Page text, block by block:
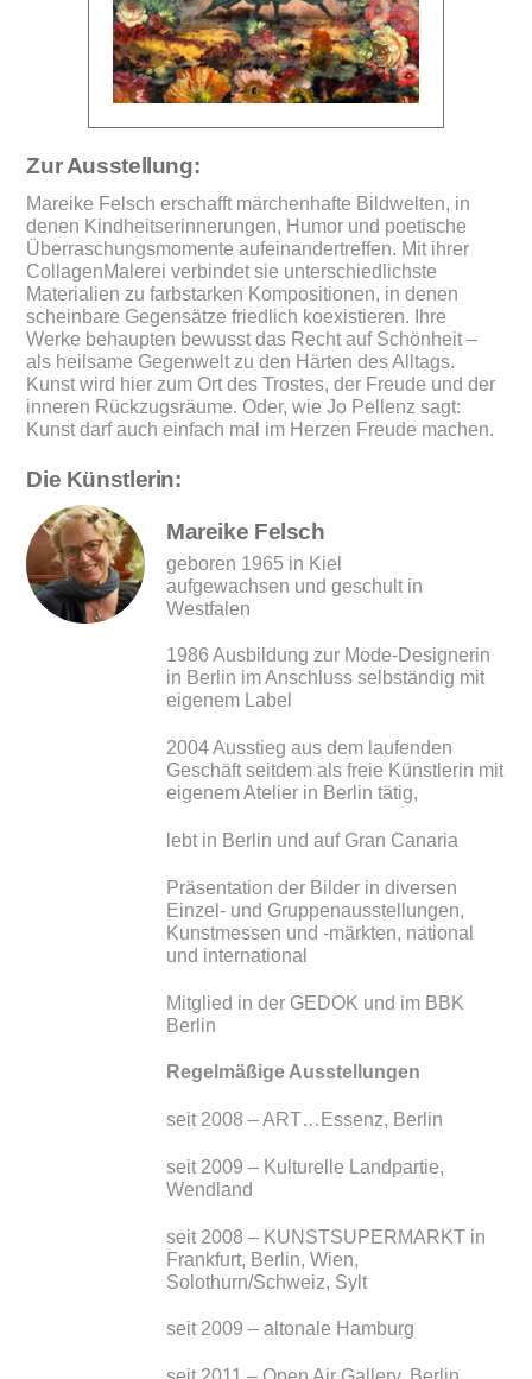
Zur Ausstellung:
Mareike Felsch erschafft märchenhafte Bildwelten, in
denen Kindheitserinnerungen, Humor und poetische
Überraschungsmomente aufeinandertreffen. Mit ihrer
CollagenMalerei verbindet sie unterschiedlichste
Materialien zu farbstarken Kompositionen, in denen
scheinbare Gegensätze friedlich koexistieren. Ihre
Werke behaupten bewusst das Recht auf Schönheit –
als heilsame Gegenwelt zu den Härten des Alltags.
Kunst wird hier zum Ort des Trostes, der Freude und der
inneren Rückzugsräume. Oder, wie Jo Pellenz sagt:
Kunst darf auch einfach mal im Herzen Freude machen.
Die Künstlerin:
Mareike Felsch
geboren 1965 in Kiel
aufgewachsen und geschult in
Westfalen
1986 Ausbildung zur Mode-Designerin
in Berlin im Anschluss selbständig mit
eigenem Label
2004 Ausstieg aus dem laufenden
Geschäft seitdem als freie Künstlerin mit
eigenem Atelier in Berlin tätig,
lebt in Berlin und auf Gran Canaria
Präsentation der Bilder in diversen
Einzel- und Gruppenausstellungen,
Kunstmessen und -märkten, national
und international
Mitglied in der GEDOK und im BBK
Berlin
Regelmäßige Ausstellungen
seit 2008 – ART…Essenz, Berlin
seit 2009 – Kulturelle Landpartie,
Wendland
seit 2008 – KUNSTSUPERMARKT in
Frankfurt, Berlin, Wien,
Solothurn/Schweiz, Sylt
seit 2009 – altonale Hamburg